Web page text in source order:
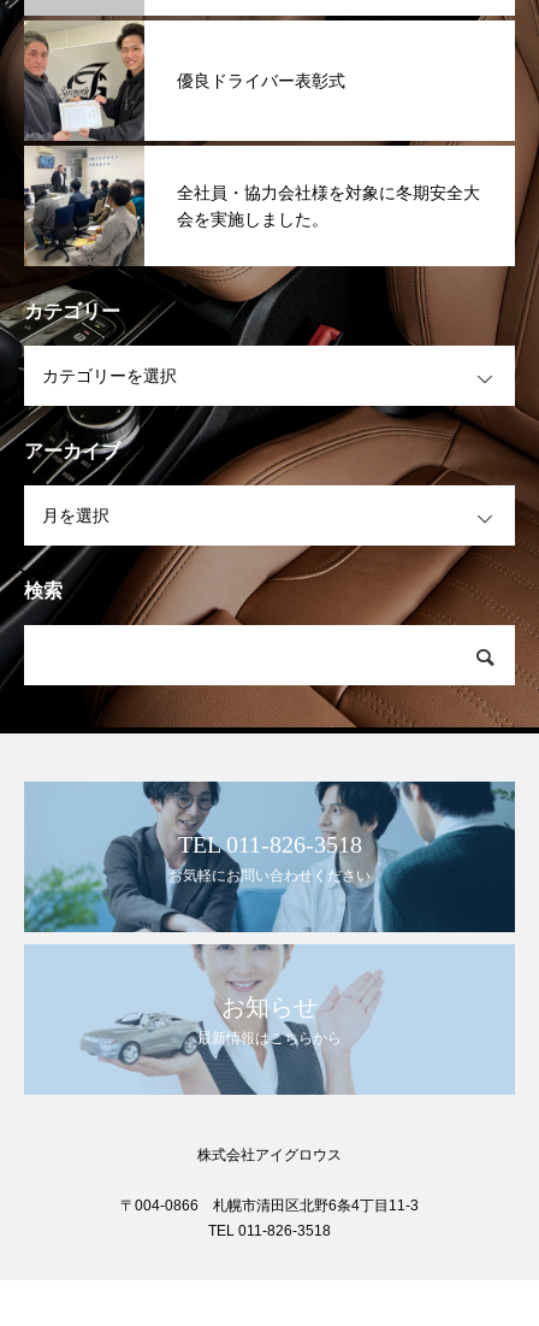
優良ドライバー表彰式
全社員・協力会社様を対象に冬期安全大
会を実施しました。
カテゴリー
アーカイブ
検索
TEL 011-826-3518
お気軽にお問い合わせください
お知らせ
最新情報はこちらから
株式会社アイグロウス
〒004-0866 札幌市清田区北野6条4丁目11-3
TEL 011-826-3518